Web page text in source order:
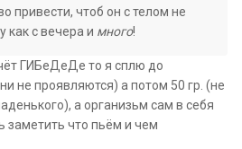
привести, чтоб он с телом не
как с вечера и много!
ГИБеДеДе то я сплю до
не проявляются) а потом 50 гр. (не
а организьм сам в себя
заметить что пьём и чем